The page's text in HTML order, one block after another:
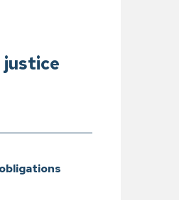
justice